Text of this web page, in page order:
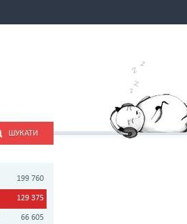
ШУКАТИ
199 760
129 375
66 605